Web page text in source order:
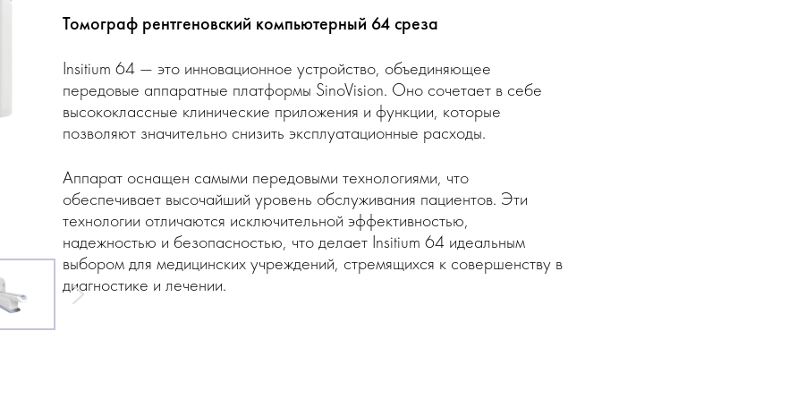
Томограф рентгеновский компьютерный 64 среза
Insitium 64 — это инновационное устройство, объединяющее
передовые аппаратные платформы SinoVision. Оно сочетает в себе
высококлассные клинические приложения и функции, которые
позволяют значительно снизить эксплуатационные расходы.
Аппарат оснащен самыми передовыми технологиями, что
обеспечивает высочайший уровень обслуживания пациентов. Эти
технологии отличаются исключительной эффективностью,
надежностью и безопасностью, что делает Insitium 64 идеальным
выбором для медицинских учреждений, стремящихся к совершенству в
диагностике и лечении.